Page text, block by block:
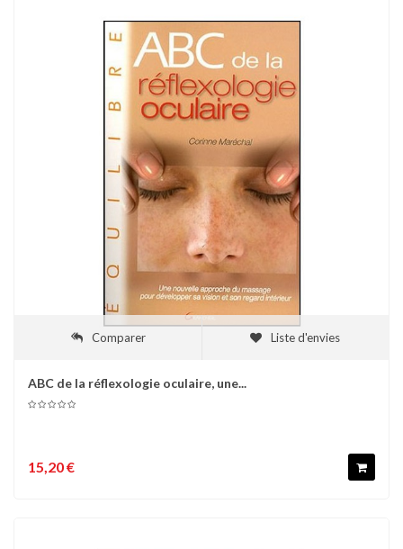
Comparer Liste d'envies
ABC de la réflexologie oculaire, une...
15,20 €